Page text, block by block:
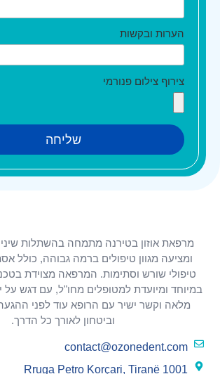
הערות ובקשות
צירוף צילום פנורמי
מרפאת אוזון בטירנה מתמחה בהשתלות
ומציעה מגוון טיפולים ברמה גבוהה, כולל
טיפולי שורש וסתימות. המרפאה מצוידת
במיוחד ומיועדת למטופלים מחו"ל, עם דגש על
מלאה וקשר ישיר עם הרופא עוד לפני
וביטחון לאורך כל הדרך.
contact@ozonedent.com
Rruga Petro Korçari, Tiranë 1001